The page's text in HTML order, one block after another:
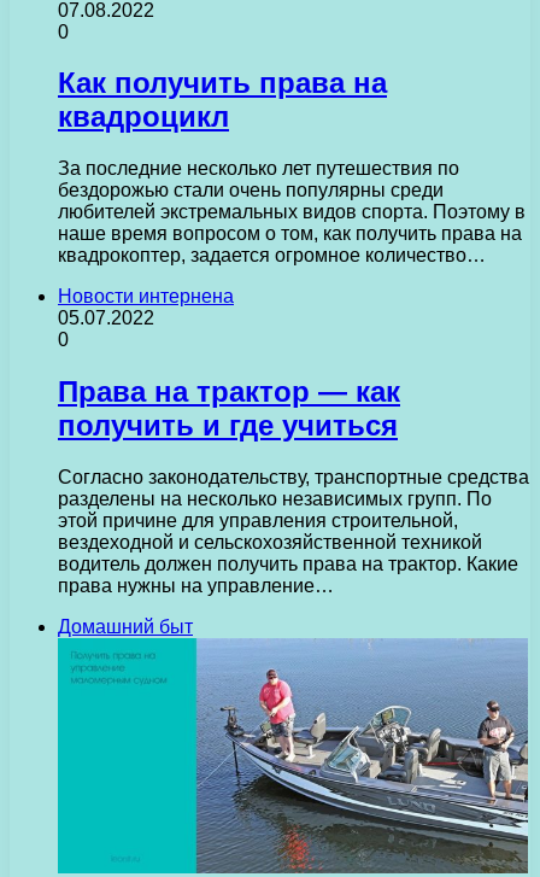
07.08.2022
0
Как получить права на
квадроцикл
За последние несколько лет путешествия по
бездорожью стали очень популярны среди
любителей экстремальных видов спорта. Поэтому в
наше время вопросом о том, как получить права на
квадрокоптер, задается огромное количество…
Новости интернена
05.07.2022
0
Права на трактор — как
получить и где учиться
Согласно законодательству, транспортные средства
разделены на несколько независимых групп. По
этой причине для управления строительной,
вездеходной и сельскохозяйственной техникой
водитель должен получить права на трактор. Какие
права нужны на управление…
Домашний быт